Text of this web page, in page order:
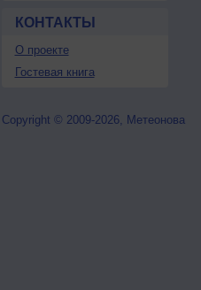
КОНТАКТЫ
О проекте
Гостевая книга
Copyright © 2009-2026, Метеонова